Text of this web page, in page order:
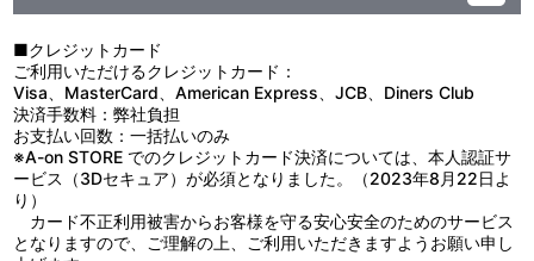
■クレジットカード
ご利用いただけるクレジットカード：
Visa、MasterCard、American Express、JCB、Diners Club
決済手数料：弊社負担
お支払い回数：一括払いのみ
※A-on STORE でのクレジットカード決済については、本人認証サ
ービス（3Dセキュア）が必須となりました。（2023年8月22日よ
り）
カード不正利用被害からお客様を守る安心安全のためのサービス
となりますので、ご理解の上、ご利用いただきますようお願い申し